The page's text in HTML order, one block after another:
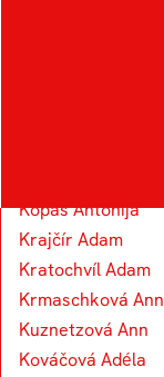
Kopas Antonija
Krajčír Adam
Kratochvíl Adam
Krmaschková
Kuznetzová Ann
Kováčová Adéla